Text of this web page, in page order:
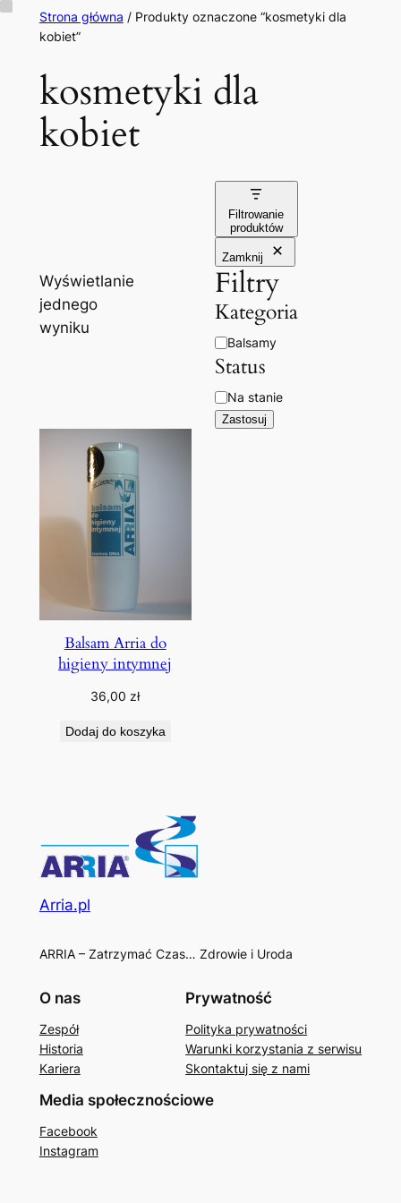
PrzejdźStrona główna / Produkty oznaczone “kosmetyki dla
kobiet”
kosmetyki dla
kobiet
Wyświetlanie
jednego
wyniku
Filtrowanie
produktów
Zamknij
Filtry
Kategoria
Kategoria
Balsamy
Status
Dostępność
Na stanie
Zastosuj
Balsam Arria do
higieny intymnej
36,00 zł
Dodaj do koszyka
Arria.pl
ARRIA – Zatrzymać Czas… Zdrowie i Uroda
O nas
Zespół
Historia
Kariera
Prywatność
Polityka prywatności
Warunki korzystania z serwisu
Skontaktuj się z nami
Media społecznościowe
Facebook
Instagram